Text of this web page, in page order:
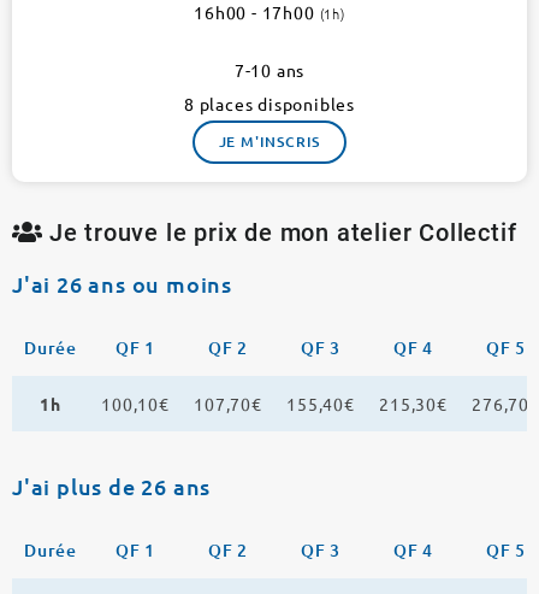
16h00 - 17h00 (1h)
7-10 ans
8 places disponibles
JE M'INSCRIS
Je trouve le prix de mon atelier Collectif
J'ai 26 ans ou moins
Durée QF 1 QF 2 QF 3 QF 4 QF 5
1h 100,10€ 107,70€ 155,40€ 215,30€ 276,70€
J'ai plus de 26 ans
Durée QF 1 QF 2 QF 3 QF 4 QF 5